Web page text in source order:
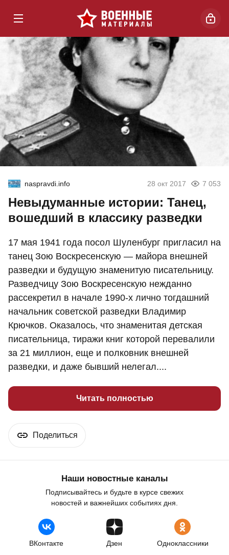
naspravdi.info 28 окт 2017 7 053
Невыдуманные истории: Танец,
вошедший в классику разведки
17 мая 1941 года посол Шуленбург пригласил на
танец Зою Воскресенскую — майора внешней
разведки и будущую знаменитую писательницу.
Разведчицу Зою Воскресенскую нежданно
рассекретил в начале 1990-х лично тогдашний
начальник советской разведки Владимир
Крючков. Оказалось, что знаменитая детская
писательница, тиражи книг которой перевалили
за 21 миллион, еще и полковник внешней
разведки, и даже бывший нелегал....
Читать полностью
Поделиться
Наши новостные каналы
Подписывайтесь и будьте в курсе свежих
новостей и важнейших событиях дня.
ВКонтакте Дзен Одноклассники